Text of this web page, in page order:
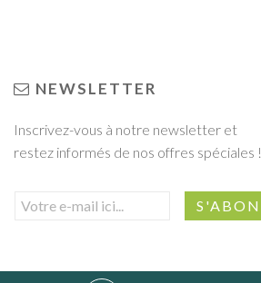
NEWSLETTER
Inscrivez-vous à notre newsletter et
restez informés de nos offres spéciales !